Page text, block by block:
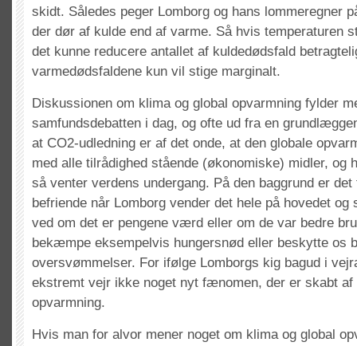
skidt. Således peger Lomborg og hans lommeregner
der dør af kulde end af varme. Så hvis temperaturen
det kunne reducere antallet af kuldedødsfald
varmedødsfaldene kun vil stige marginalt.
Diskussionen om klima og global opvarmning fylder
samfundsdebatten i dag, og ofte ud fra en
at CO2-udledning er af det onde, at den globale
med alle tilrådighed stående (økonomiske) midler, og
så venter verdens undergang. På den baggrund er
befriende når Lomborg vender det hele på hovedet
ved om det er pengene værd eller om de var bedre
bekæmpe eksempelvis hungersnød eller beskytte os
oversvømmelser. For ifølge Lomborgs kig bagud i
ekstremt vejr ikke noget nyt fænomen, der er skabt af
opvarmning.
Hvis man for alvor mener noget om klima og global